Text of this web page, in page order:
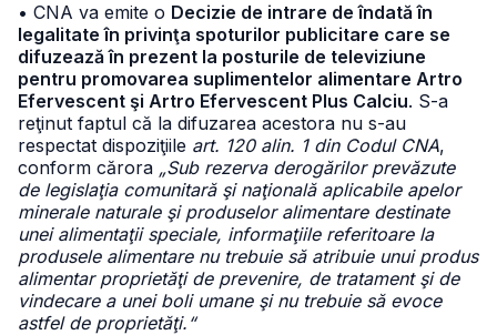
• CNA va emite o Decizie de intrare de îndată în
legalitate în privinţa spoturilor publicitare care se
difuzează în prezent la posturile de televiziune
pentru promovarea suplimentelor alimentare Artro
Efervescent şi Artro Efervescent Plus Calciu. S-a
reţinut faptul că la difuzarea acestora nu s-au
respectat dispoziţiile art. 120 alin. 1 din Codul CNA,
conform cărora „Sub rezerva derogărilor prevăzute
de legislaţia comunitară şi naţională aplicabile apelor
minerale naturale şi produselor alimentare destinate
unei alimentaţii speciale, informaţiile referitoare la
produsele alimentare nu trebuie să atribuie unui produs
alimentar proprietăţi de prevenire, de tratament şi de
vindecare a unei boli umane şi nu trebuie să evoce
astfel de proprietăţi.“